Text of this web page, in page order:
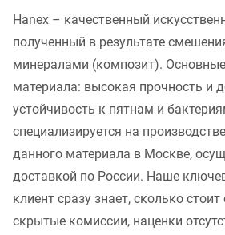
Hanex – качественный
полученный в результате
минералами (композит).
материала: высокая прочность и
устойчивость к пятнам и
специализируется на
данного материала в Москве,
доставкой по России. Наше
клиент сразу знает, сколько
скрытые комиссии, наценки